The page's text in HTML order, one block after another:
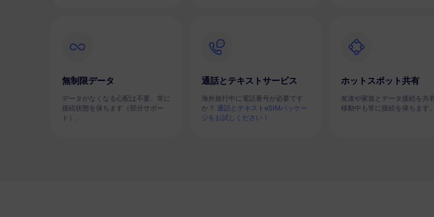
無制限データ
データがなくなる心配は不要、常に
接続状態を保ちます（部分サポー
ト）。
通話とテキストサービス
海外旅行中に電話番号が必要です
か？ 通話とテキストeSIMパッケー
ジをお試しください！
ホットスポット共有
友達や家族とデータ接続を共有
移動中も常に接続を保ちます。